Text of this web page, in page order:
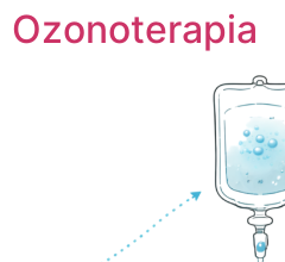
Ozonoterapia